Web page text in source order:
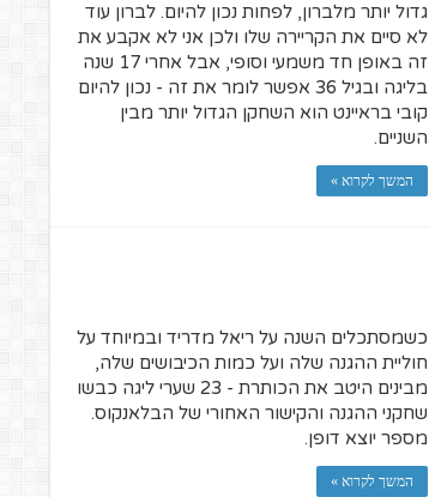
גדול יותר מלברון, לפחות נכון להיום. לברון עוד
לא סיים את הקריירה שלו ולכן אני לא אקבע את
זה באופן חד משמעי וסופי, אבל אחרי 17 שנה
בליגה ובגיל 36 אפשר לומר את זה - נכון להיום
קובי בראיינט הוא השחקן הגדול יותר מבין
השניים.
המשך לקרוא »
כשמסתכלים השנה על ריאל מדריד ובמיוחד על
חוליית ההגנה שלה ועל כמות הכיבושים שלה,
מבינים היטב את הכותרת - 23 שערי ליגה כבשו
שחקני ההגנה והקישור האחורי של הבלאנקוס.
מספר יוצא דופן.
המשך לקרוא »